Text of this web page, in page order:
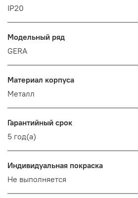
IP20
Модельный ряд
GERA
Материал корпуса
Металл
Гарантийный срок
5 год(а)
Индивидуальная покраска
Не выполняется